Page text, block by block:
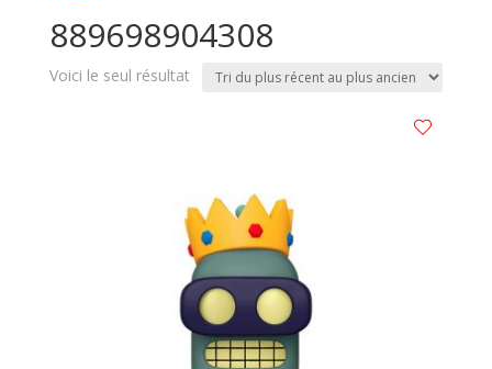
889698904308
Voici le seul résultat